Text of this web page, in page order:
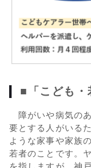
■「こども・
障がいや病気の
要とする人がいる
ような家事や家族
若者のことです。